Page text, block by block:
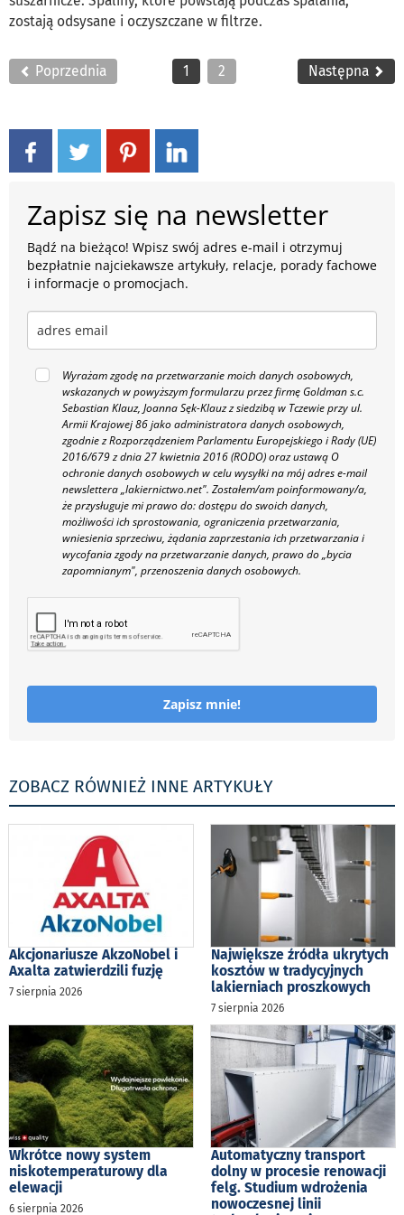
zostają odsysane i oczyszczane w filtrze.
Poprzednia 1 2 Następna
Zapisz się na newsletter
Bądź na bieżąco! Wpisz swój adres e-mail i otrzymuj
bezpłatnie najciekawsze artykuły, relacje, porady fachowe
i informacje o promocjach.
Wyrażam zgodę na przetwarzanie moich danych osobowych,
wskazanych w powyższym formularzu przez firmę Goldman s.c.
Sebastian Klauz, Joanna Sęk-Klauz z siedzibą w Tczewie przy ul.
Armii Krajowej 86 jako administratora danych osobowych,
zgodnie z Rozporządzeniem Parlamentu Europejskiego i Rady (UE)
2016/679 z dnia 27 kwietnia 2016 (RODO) oraz ustawą O
ochronie danych osobowych w celu wysyłki na mój adres e-mail
newslettera „lakiernictwo.net". Zostałem/am poinformowany/a,
że przysługuje mi prawo do: dostępu do swoich danych,
możliwości ich sprostowania, ograniczenia przetwarzania,
wniesienia sprzeciwu, żądania zaprzestania ich przetwarzania i
wycofania zgody na przetwarzanie danych, prawo do „bycia
zapomnianym", przenoszenia danych osobowych.
Zapisz mnie!
ZOBACZ RÓWNIEŻ INNE ARTYKUŁY
Akcjonariusze AkzoNobel i
Axalta zatwierdzili fuzję
7 sierpnia 2026
Największe źródła ukrytych
kosztów w tradycyjnych
lakierniach proszkowych
7 sierpnia 2026
Wkrótce nowy system
niskotemperaturowy dla
elewacji
6 sierpnia 2026
Automatyczny transport
dolny w procesie renowacji
felg. Studium wdrożenia
nowoczesnej linii